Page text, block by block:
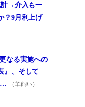
計→介入も一
？9月利上げ
なる実施への
』、そして
…
（羊飼い）